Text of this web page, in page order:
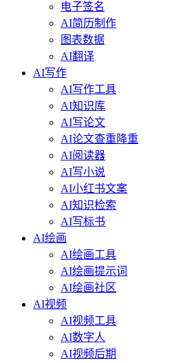
电子签名
AI简历制作
图表数据
AI翻译
AI写作
AI写作工具
AI知识库
AI写论文
AI论文查重降重
AI阅读器
AI写小说
AI小红书文案
AI知识检索
AI写标书
AI绘画
AI绘画工具
AI绘画提示词
AI绘画社区
AI视频
AI视频工具
AI数字人
AI视频后期